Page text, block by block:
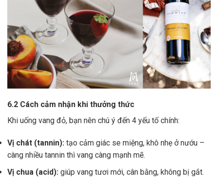
6.2 Cách cảm nhận khi thưởng thức
Khi uống vang đỏ, bạn nên chú ý đến 4 yếu tố chính:
Vị chát (tannin): tạo cảm giác se miệng, khô nhẹ ở nướu –
càng nhiều tannin thì vang càng mạnh mẽ.
Vị chua (acid): giúp vang tươi mới, cân bằng, không bị gắt.